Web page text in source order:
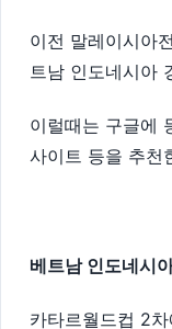
이전 말레이시아
트남 인도네시아
이럴때는 구글에
사이트 등을 추천
베트남 인도네시
카타르월드컵 2